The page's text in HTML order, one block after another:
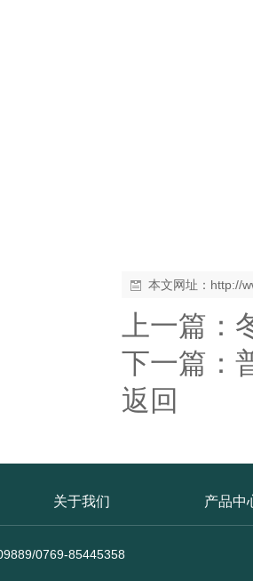
本文网址： http://
上一篇：
下一篇：
返回
关于我们 产品中
0769-85445358